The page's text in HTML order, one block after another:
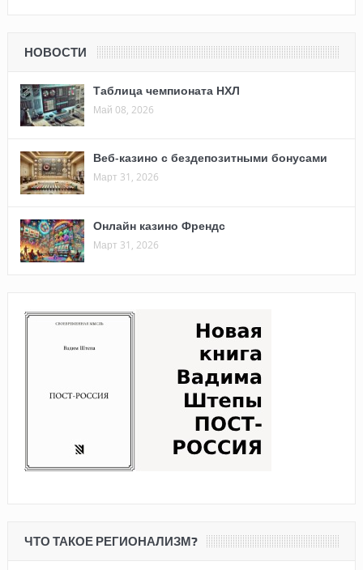
НОВОСТИ
Таблица чемпионата НХЛ
Май 08, 2026
Веб-казино с бездепозитными бонусами
Март 31, 2026
Онлайн казино Френдс
Март 31, 2026
ЧТО ТАКОЕ РЕГИОНАЛИЗМ?